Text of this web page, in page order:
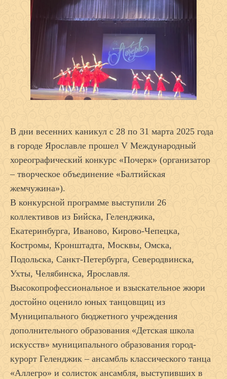
В дни весенних каникул с 28 по 31 марта 2025 года
в городе Ярославле прошел V Международный
хореографический конкурс «Почерк» (организатор
– творческое объединение «Балтийская
жемчужина»).
В конкурсной программе выступили 26
коллективов из Бийска, Геленджика,
Екатеринбурга, Иваново, Кирово-Чепецка,
Костромы, Кронштадта, Москвы, Омска,
Подольска, Санкт-Петербурга, Северодвинска,
Ухты, Челябинска, Ярославля.
Высокопрофессиональное и взыскательное жюри
достойно оценило юных танцовщиц из
Муниципального бюджетного учреждения
дополнительного образования «Детская школа
искусств» муниципального образования город-
курорт Геленджик – ансамбль классического танца
«Аллегро» и солисток ансамбля, выступивших в